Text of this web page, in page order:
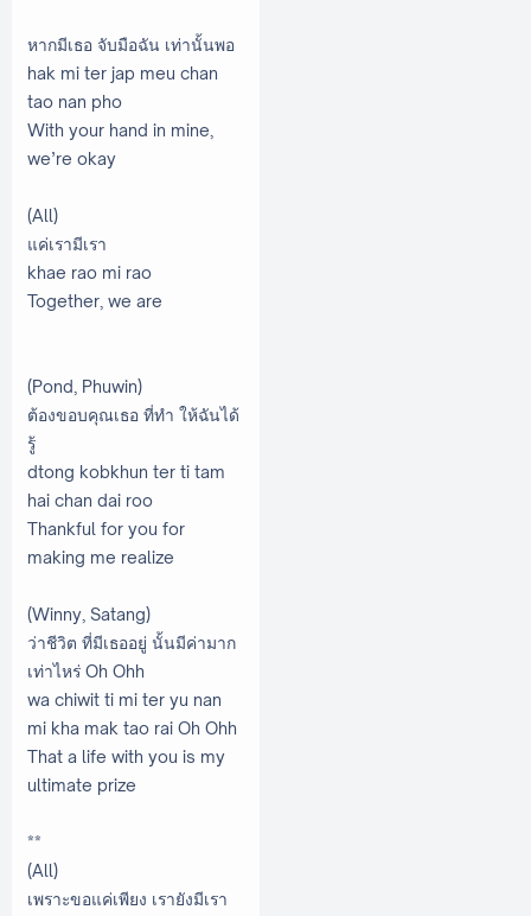
หากมีเธอ จับมือฉัน เท่านั้นพอ
hak mi ter jap meu chan
tao nan pho
With your hand in mine,
we’re okay
(All)
แค่เรามีเรา
khae rao mi rao
Together, we are
(Pond, Phuwin)
ต้องขอบคุณเธอ ที่ทำ ให้ฉันได้
รู้
dtong kobkhun ter ti tam
hai chan dai roo
Thankful for you for
making me realize
(Winny, Satang)
ว่าชีวิต ที่มีเธออยู่ นั้นมีค่ามาก
เท่าไหร่ Oh Ohh
wa chiwit ti mi ter yu nan
mi kha mak tao rai Oh Ohh
That a life with you is my
ultimate prize
**
(All)
เพราะขอแค่เพียง เรายังมีเรา